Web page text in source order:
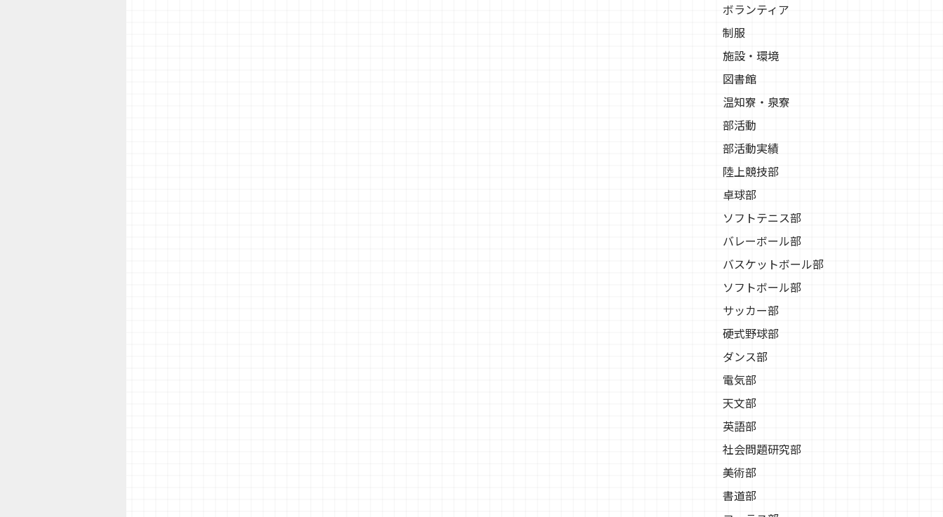
ボランティア
制服
施設・環境
図書館
温知寮・泉寮
部活動
部活動実績
陸上競技部
卓球部
ソフトテニス部
バレーボール部
バスケットボール部
ソフトボール部
サッカー部
硬式野球部
ダンス部
電気部
天文部
英語部
社会問題研究部
美術部
書道部